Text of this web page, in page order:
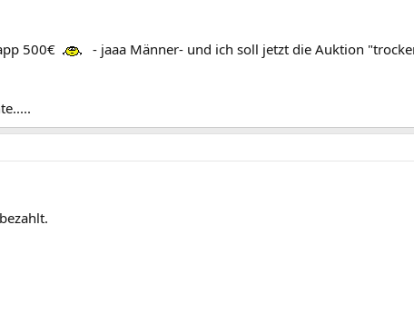
500€
- jaaa Männer- und ich soll jetzt die Auktion